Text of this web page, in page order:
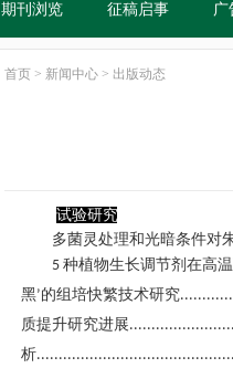
期刊浏览 征稿启事 广
首页 > 新闻中心 > 出版动态
试验研究
多菌灵处理和光暗条件对
5 种植物生长调节剂在高
黑’的组培快繁技术研究
质提升研究进展
析